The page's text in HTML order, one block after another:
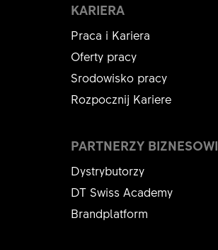
KARIERA
Praca i Kariera
Oferty pracy
Srodowisko pracy
Rozpocznij Kariere
PARTNERZY BIZNESOWI
Dystrybutorzy
DT Swiss Academy
Brandplatform